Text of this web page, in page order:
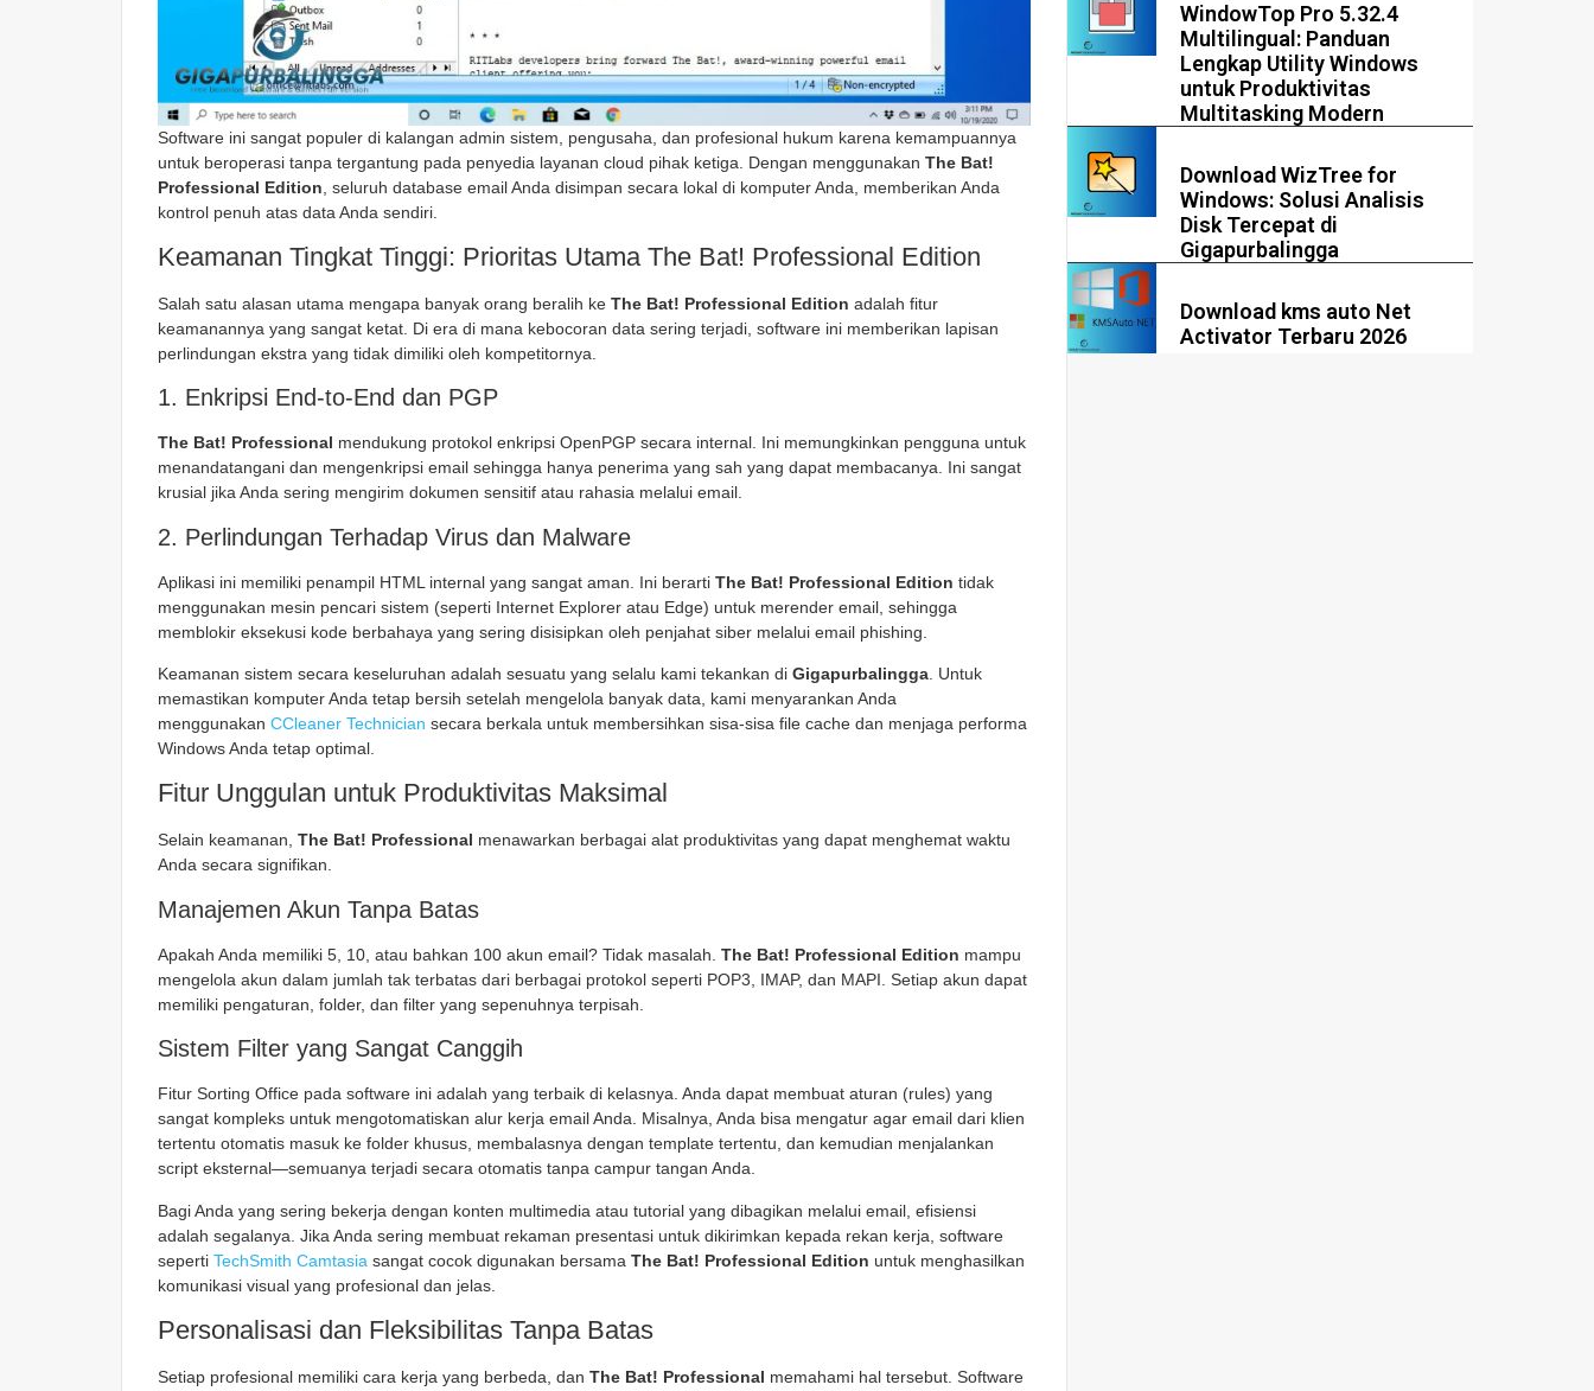
Software ini sangat populer di kalangan admin sistem, pengusaha, dan profesional hukum karena kemampuannya
untuk beroperasi tanpa tergantung pada penyedia layanan cloud pihak ketiga. Dengan menggunakan The Bat!
Professional Edition , seluruh database email Anda disimpan secara lokal di komputer Anda, memberikan Anda
kontrol penuh atas data Anda sendiri.
Keamanan Tingkat Tinggi: Prioritas Utama The Bat! Professional Edition
Salah satu alasan utama mengapa banyak orang beralih ke The Bat! Professional Edition adalah fitur
keamanannya yang sangat ketat. Di era di mana kebocoran data sering terjadi, software ini memberikan lapisan
perlindungan ekstra yang tidak dimiliki oleh kompetitornya.
1. Enkripsi End-to-End dan PGP
The Bat! Professional mendukung protokol enkripsi OpenPGP secara internal. Ini memungkinkan pengguna untuk
menandatangani dan mengenkripsi email sehingga hanya penerima yang sah yang dapat membacanya. Ini sangat
krusial jika Anda sering mengirim dokumen sensitif atau rahasia melalui email.
2. Perlindungan Terhadap Virus dan Malware
Aplikasi ini memiliki penampil HTML internal yang sangat aman. Ini berarti The Bat! Professional Edition tidak
menggunakan mesin pencari sistem (seperti Internet Explorer atau Edge) untuk merender email, sehingga
memblokir eksekusi kode berbahaya yang sering disisipkan oleh penjahat siber melalui email phishing.
Keamanan sistem secara keseluruhan adalah sesuatu yang selalu kami tekankan di Gigapurbalingga . Untuk
memastikan komputer Anda tetap bersih setelah mengelola banyak data, kami menyarankan Anda
menggunakan CCleaner Technician secara berkala untuk membersihkan sisa-sisa file cache dan menjaga performa
Windows Anda tetap optimal.
Fitur Unggulan untuk Produktivitas Maksimal
Selain keamanan, The Bat! Professional menawarkan berbagai alat produktivitas yang dapat menghemat waktu
Anda secara signifikan.
Manajemen Akun Tanpa Batas
Apakah Anda memiliki 5, 10, atau bahkan 100 akun email? Tidak masalah. The Bat! Professional Edition mampu
mengelola akun dalam jumlah tak terbatas dari berbagai protokol seperti POP3, IMAP, dan MAPI. Setiap akun dapat
memiliki pengaturan, folder, dan filter yang sepenuhnya terpisah.
Sistem Filter yang Sangat Canggih
Fitur Sorting Office pada software ini adalah yang terbaik di kelasnya. Anda dapat membuat aturan (rules) yang
sangat kompleks untuk mengotomatiskan alur kerja email Anda. Misalnya, Anda bisa mengatur agar email dari klien
tertentu otomatis masuk ke folder khusus, membalasnya dengan template tertentu, dan kemudian menjalankan
script eksternal—semuanya terjadi secara otomatis tanpa campur tangan Anda.
Bagi Anda yang sering bekerja dengan konten multimedia atau tutorial yang dibagikan melalui email, efisiensi
adalah segalanya. Jika Anda sering membuat rekaman presentasi untuk dikirimkan kepada rekan kerja, software
seperti TechSmith Camtasia sangat cocok digunakan bersama The Bat! Professional Edition untuk menghasilkan
komunikasi visual yang profesional dan jelas.
Personalisasi dan Fleksibilitas Tanpa Batas
Setiap profesional memiliki cara kerja yang berbeda, dan The Bat! Professional memahami hal tersebut. Software
WindowTop Pro 5.32.4
Multilingual: Panduan
Lengkap Utility Windows
untuk Produktivitas
Multitasking Modern
Download WizTree for
Windows: Solusi Analisis
Disk Tercepat di
Gigapurbalingga
Download kms auto Net
Activator Terbaru 2026